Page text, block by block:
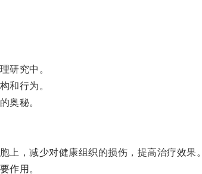
研究中。
和行为。
奥秘。
，减少对健康组织的损伤，提高治疗效果。
作用。